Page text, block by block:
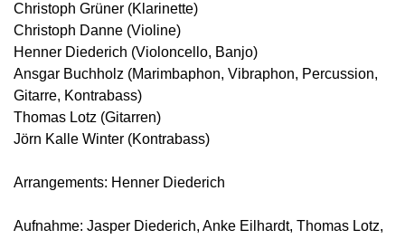
Christoph Grüner (Klarinette)
Christoph Danne (Violine)
Henner Diederich (Violoncello, Banjo)
Ansgar Buchholz (Marimbaphon, Vibraphon, Percussion,
Gitarre, Kontrabass)
Thomas Lotz (Gitarren)
Jörn Kalle Winter (Kontrabass)
Arrangements: Henner Diederich
Aufnahme: Jasper Diederich, Anke Eilhardt, Thomas Lotz,